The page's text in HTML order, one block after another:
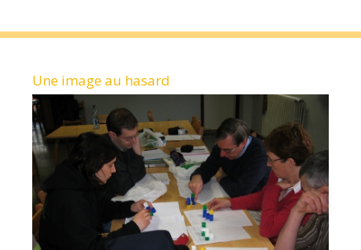
Une image au hasard